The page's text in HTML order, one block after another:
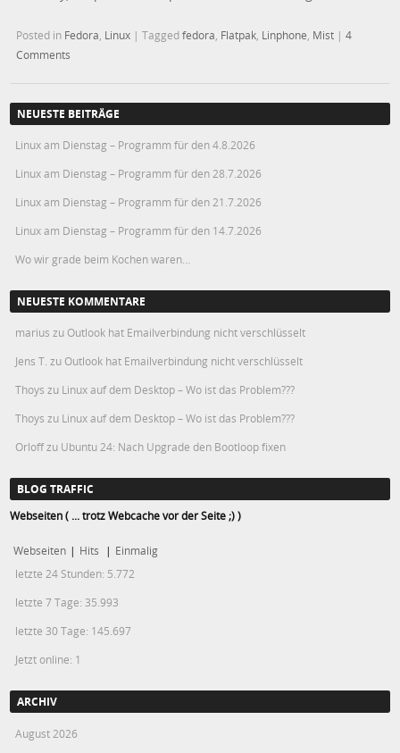
Posted in Fedora Linux |Taggedfedora Flatpak Linphone Mist |4
Comments
NEUESTE BEITRÄGE
Linux am Dienstag – Programm für den 4.8.2026
Linux am Dienstag – Programm für den 28.7.2026
Linux am Dienstag – Programm für den 21.7.2026
Linux am Dienstag – Programm für den 14.7.2026
Wo wir grade beim Kochen waren…
NEUESTE KOMMENTARE
marius zu Outlook hat Emailverbindung nicht verschlüsselt
Jens T. zu Outlook hat Emailverbindung nicht verschlüsselt
Thoys zu Linux auf dem Desktop – Wo ist das Problem???
Thoys zu Linux auf dem Desktop – Wo ist das Problem???
Orloffzu Ubuntu 24: Nach Upgrade den Bootloop fixen
BLOG TRAFFIC
Webseiten ( ... trotz Webcache vor der Seite ;) )
Webseiten | Hits | Einmalig
letzte 24 Stunden: 5.772
letzte 7 Tage: 35.993
letzte 30 Tage: 145.697
Jetzt online: 1
ARCHIV
August 2026